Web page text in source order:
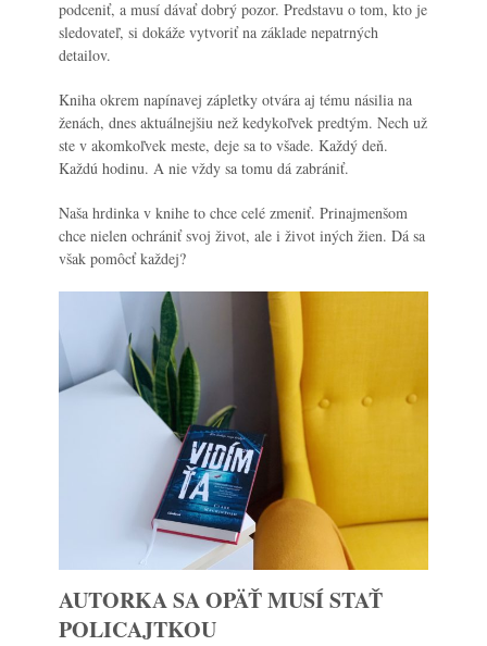
podceniť, a musí dávať dobrý pozor. Predstavu o tom, kto je
sledovateľ, si dokáže vytvoriť na základe nepatrných
detailov.
Kniha okrem napínavej zápletky otvára aj tému násilia na
ženách, dnes aktuálnejšiu než kedykoľvek predtým. Nech už
ste v akomkoľvek meste, deje sa to všade. Každý deň.
Každú hodinu. A nie vždy sa tomu dá zabrániť.
Naša hrdinka v knihe to chce celé zmeniť. Prinajmenšom
chce nielen ochrániť svoj život, ale i život iných žien. Dá sa
však pomôcť každej?
AUTORKA SA OPÄŤ MUSÍ STAŤ
POLICAJTKOU